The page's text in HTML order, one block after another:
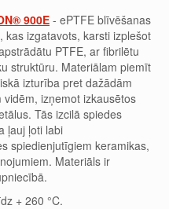
900E - ePTFE blīvēšanas
kas izgatavots, karsti izplešot
PTFE, ar fibrilētu
struktūru. Materiālam piemīt
izturība pret dažādām
vidēm, izņemot izkausētos
Tās izcilā spiedes
ļauj ļoti labi
spiedienjutīgiem keramikas,
Materiāls ir
+ 260 °C.